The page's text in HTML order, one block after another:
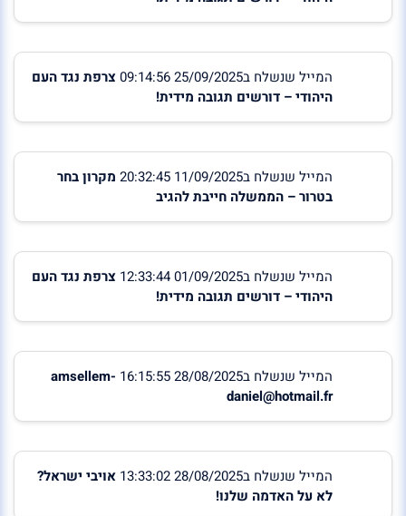
המייל שנשלח ב25/09/2025 09:14:56
צרפת נגד העם
היהודי – דורשים תגובה מידית!
המייל שנשלח ב11/09/2025 20:32:45
מקרון בחר
בטרור – הממשלה חייבת להגיב
המייל שנשלח ב01/09/2025 12:33:44
צרפת נגד העם
היהודי – דורשים תגובה מידית!
המייל שנשלח ב28/08/2025 16:15:55
amsellem-
daniel@hotmail.fr
המייל שנשלח ב28/08/2025 13:33:02
אויבי ישראל?
לא על האדמה שלנו!